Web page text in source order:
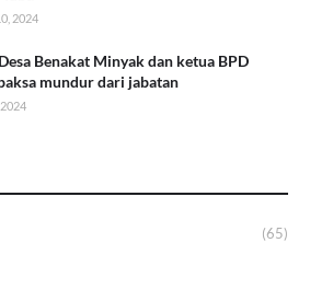
2024
Benakat Minyak dan ketua BPD
mundur dari jabatan
(65)